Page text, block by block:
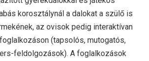
korosztálynál a dalokat a szülő is
az ovisok pedig interaktívan
(tapsolós, mutogatós,
feldolgozások). A foglalkozások